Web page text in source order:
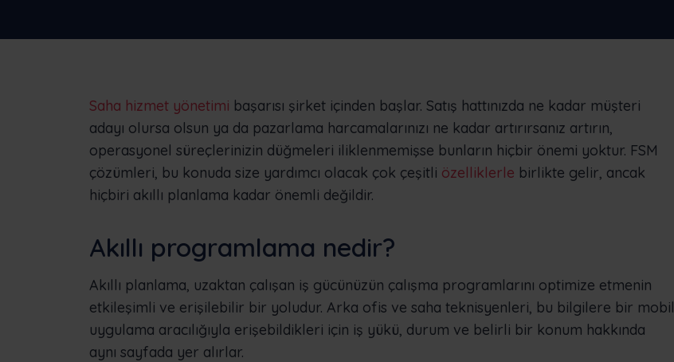
Saha hizmet yönetimi başarısı şirket içinden başlar. Satış hattınızda ne kadar müşteri
adayı olursa olsun ya da pazarlama harcamalarınızı ne kadar artırırsanız artırın,
operasyonel süreçlerinizin düğmeleri iliklenmemişse bunların hiçbir önemi yoktur. FSM
çözümleri, bu konuda size yardımcı olacak çok çeşitli özelliklerle birlikte gelir, ancak
hiçbiri akıllı planlama kadar önemli değildir.
Akıllı programlama nedir?
Akıllı planlama, uzaktan çalışan iş gücünüzün çalışma programlarını optimize etmenin
etkileşimli ve erişilebilir bir yoludur. Arka ofis ve saha teknisyenleri, bu bilgilere bir mobil
uygulama aracılığıyla erişebildikleri için iş yükü, durum ve belirli bir konum hakkında
aynı sayfada yer alırlar.